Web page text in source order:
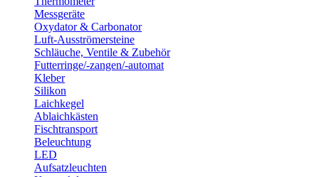
Messgeräte
Oxydator & Carbonator
Luft-Ausströmersteine
Schläuche, Ventile & Zubehör
Futterringe/-zangen/-automat
Kleber
Silikon
Laichkegel
Ablaichkästen
Fischtransport
Beleuchtung
LED
Aufsatzleuchten